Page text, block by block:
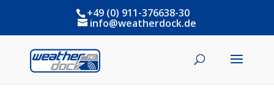
+49 (0) 911-376638-30
info@weatherdock.de